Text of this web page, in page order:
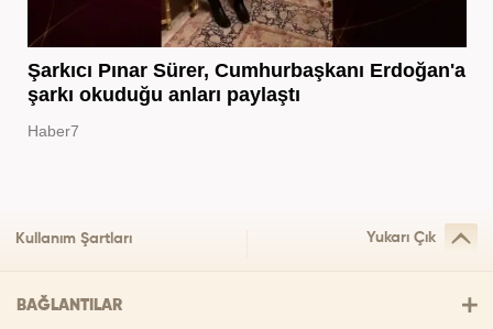
Şarkıcı Pınar Sürer, Cumhurbaşkanı Erdoğan'a
şarkı okuduğu anları paylaştı
Haber7
Kullanım Şartları Yukarı Çık
BAĞLANTILAR